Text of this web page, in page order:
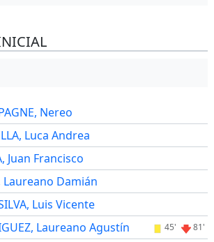
Nereo
Luca Andrea
Juan Francisco
Laureano Damián
Luis Vicente
Laureano Agustín 45' 81'